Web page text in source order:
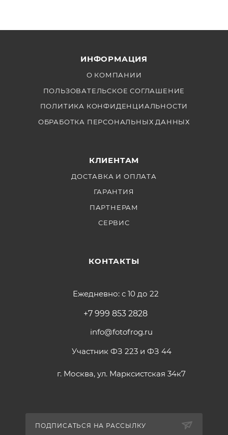
ИНФОРМАЦИЯ
О КОМПАНИИ
ПОЛЬЗОВАТЕЛЬСКОЕ СОГЛАШЕНИЕ
ПОЛИТИКА КОНФИДЕНЦИАЛЬНОСТИ
ОБРАБОТКА ПЕРСОНАЛЬНЫХ ДАННЫХ
КЛИЕНТАМ
ДОСТАВКА И ОПЛАТА
ГАРАНТИЯ
ПАРТНЕРАМ
СЕРВИС
КОНТАКТЫ
Ежедневно: с 10 до 22
+7 999 853 2828
info@fotofrog.ru
Участник ФЗ 223 и ФЗ 44
г. Москва, ул. Марксистская 34к7
ПОДПИСАТЬСЯ НА РАССЫЛКУ